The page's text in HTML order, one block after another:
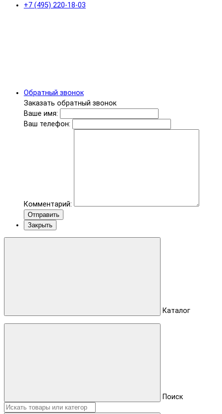
+7 (495) 220-18-03
Обратный звонок
Заказать обратный звонок
Ваше имя:
Ваш телефон:
Комментарий:
Отправить
Закрыть
Каталог
Поиск